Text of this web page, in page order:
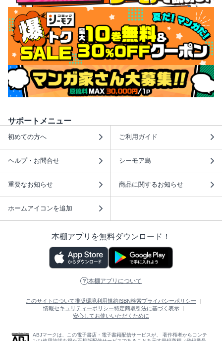
サポートメニュー
初めての方へ ご利用ガイド
ヘルプ・お問合せ シーモア島
重要なお知らせ 商品に関するお知らせ
ホームアイコンを追加
本棚アプリを無料ダウンロード！
本棚アプリについて
このサイトについて推奨環境利用規約 ISBN検索プライバシーポリシー
情報セキュリティーポリシー特定商取引法に基づく表示
安心してお使いいただくために
ABJマークは、この電子書店・電子書籍配信サービスが、 著作権者からコンテ